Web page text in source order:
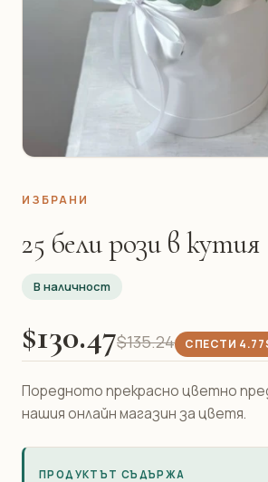
ИЗБРАНИ
25 бели рози в кутия
В наличност
$130.47$135.24 СПЕСТИ
Поредното прекрасно цветно
нашия онлайн магазин за цветя.
ПРОДУКТЪТ СЪДЪРЖА